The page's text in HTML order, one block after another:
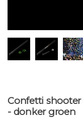
Confetti
- donker groen